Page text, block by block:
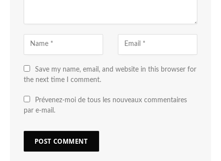
Save my name, email, and website in this browser for
the next time I comment.
Prévenez-moi de tous les nouveaux commentaires
par e-mail.